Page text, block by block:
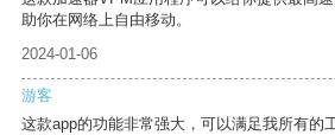
助你在网络上自由移动。
2024-01-06
游客
这款app的功能非常强大，可以满足我所有的